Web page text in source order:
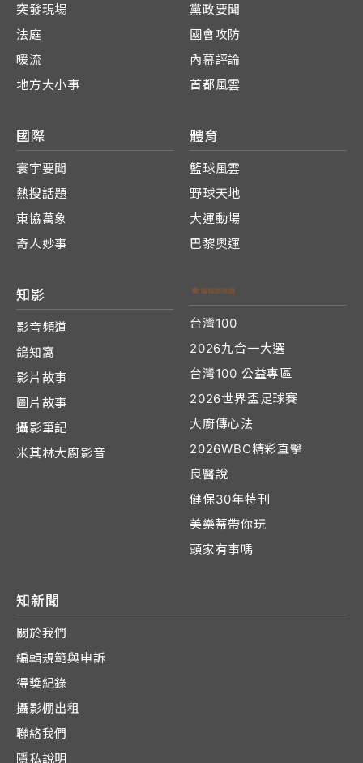
突發現場
法庭
暖流
地方大小事
黨政要聞
國會攻防
內幕評論
首都風雲
國際
寰宇要聞
熱搜話題
東協萬象
奇人妙事
體育
籃球風雲
野球天地
大運動場
巴黎奧運
知影
影音頻道
鴿知窩
影片故事
圖片故事
攝影筆記
米其林大廚影音
台灣100
2026九合一大選
台灣100 公益專區
2026世界盃足球賽
大廚傳心法
2026WBC精彩直擊
良醫說
健保30年特刊
美樂蒂帶你玩
頭家有事嗎
知新聞
關於我們
編輯規範與申訴
得獎紀錄
攝影棚出租
聯絡我們
隱私說明